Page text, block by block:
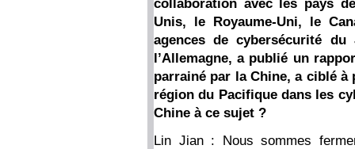
collaboration avec les pays
Unis, le Royaume-Uni, le
agences de cybersécurité
l’Allemagne, a publié un
parrainé par la Chine, a ciblé
région du Pacifique dans les
Chine à ce sujet ?
Lin Jian : Nous sommes